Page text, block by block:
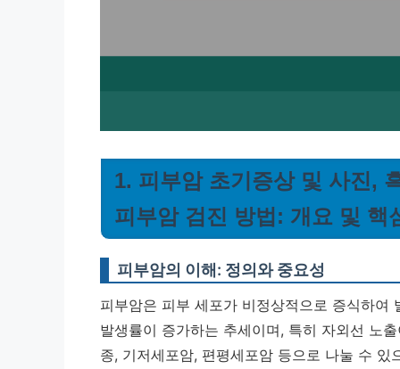
1. 피부암 초기증상 및 사진,
피부암 검진 방법: 개요 및 핵
피부암의 이해: 정의와 중요성
피부암은 피부 세포가 비정상적으로 증식하여
발생률이 증가하는 추세이며, 특히 자외선 노
종, 기저세포암, 편평세포암 등으로 나눌 수